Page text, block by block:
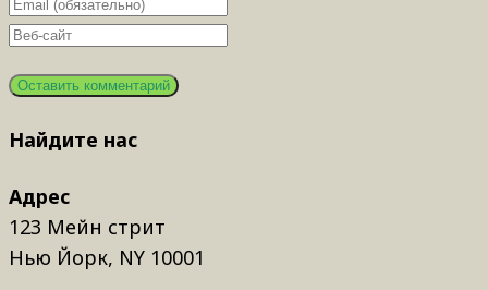
Найдите нас
Адрес
123 Мейн стрит
Нью Йорк, NY 10001